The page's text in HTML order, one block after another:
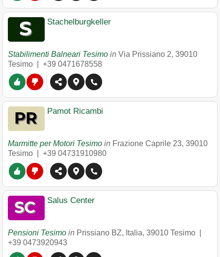
Stachelburgkeller
Stabilimenti Balneari Tesimo in Via Prissiano 2, 39010
Tesimo
+39 0471678558
Pamot Ricambi
Marmitte per Motori Tesimo in Frazione Caprile 23, 39010
Tesimo
+39 04731910980
Salus Center
Pensioni Tesimo in Prissiano BZ, Italia, 39010 Tesimo
+39 0473920943